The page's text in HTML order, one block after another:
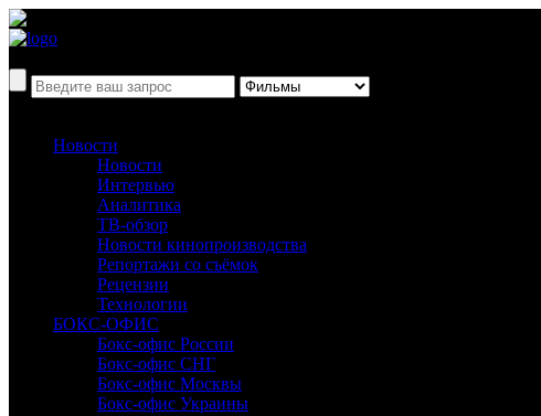
Новости
Новости
Интервью
Аналитика
ТВ-обзор
Новости кинопроизводства
Репортажи со съёмок
Рецензии
Технологии
БОКС-ОФИС
Бокс-офис России
Бокс-офис СНГ
Бокс-офис Москвы
Бокс-офис Украины